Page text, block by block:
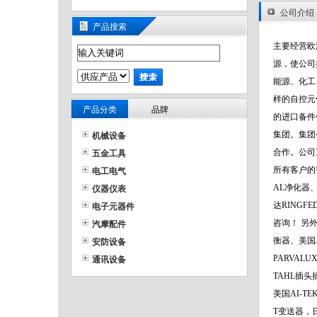
产品搜索
产品分类 品牌
机械设备
五金工具
电工电气
仪器仪表
电子元器件
汽摩配件
安防设备
通讯设备
公司介绍
主要经营
源，使公
能源、化
样的自控
的进口备
集团。集
合作。公
所有客户
AL净化器
达
咨询！ 另
衡器、美
TAHL插头
美国AI-
T变送器，